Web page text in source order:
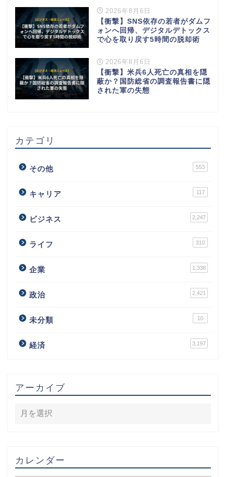
2026年8月6日
【衝撃】SNS依存の若者がダムフ
ォンへ回帰、デジタルデトックス
で心を取り戻す5時間の脱却術
2026年8月6日
【衝撃】米兵6人死亡の真相を隠
蔽か？国防総省の調査報告書に隠
された軍の失態
カテゴリ
その他 553
キャリア 117
ビジネス 2,247
ライフ 310
企業 1,338
政治 2,421
未分類 10
経済 3,197
アーカイブ
カレンダー